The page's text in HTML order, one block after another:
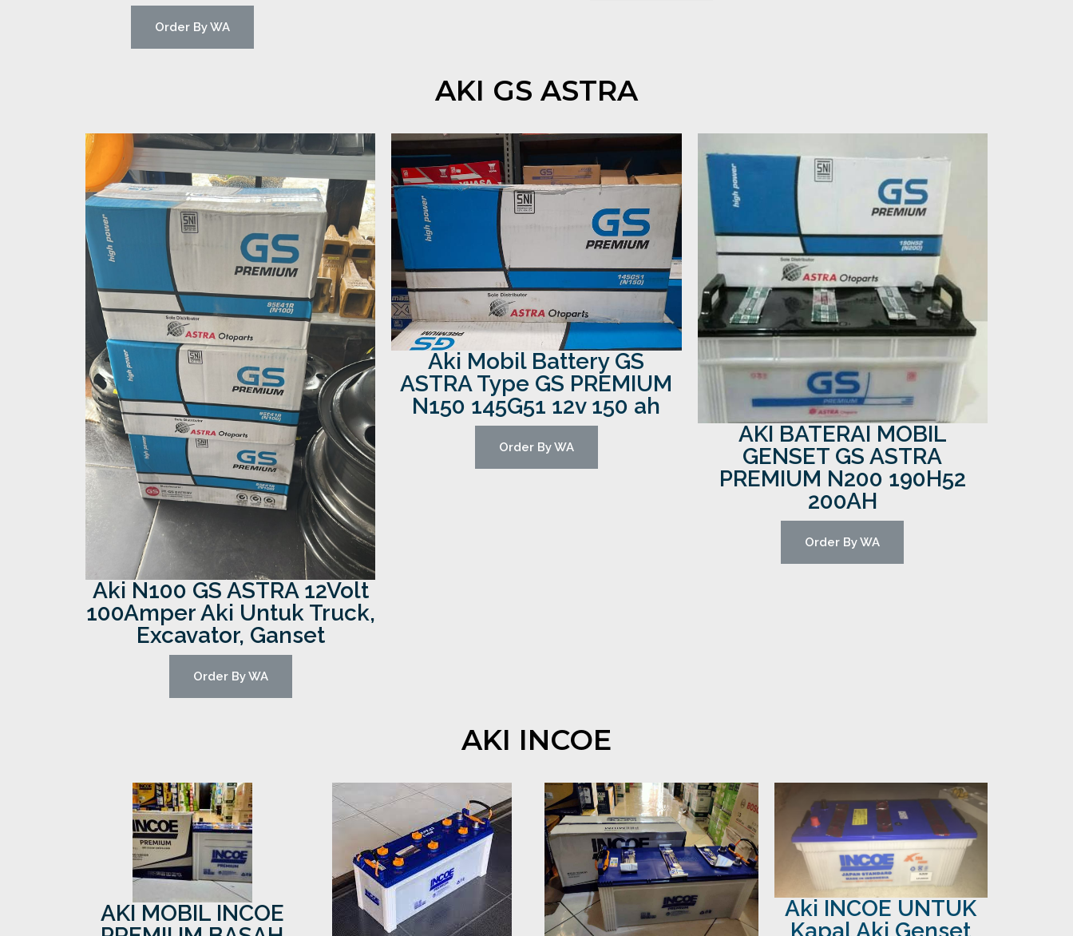
Order By WA
AKI GS ASTRA
Aki N100 GS ASTRA 12Volt
100Amper Aki Untuk Truck,
Excavator, Ganset
Order By WA
Aki Mobil Battery GS
ASTRA Type GS PREMIUM
N150 145G51 12v 150 ah
Order By WA
AKI BATERAI MOBIL
GENSET GS ASTRA
PREMIUM N200 190H52
200AH
Order By WA
AKI INCOE
AKI MOBIL INCOE
Aki INCOE UNTUK